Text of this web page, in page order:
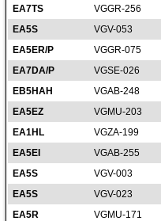
EA7TS
VGGR-256
EA5S
VGV-053
EA5ER/P
VGGR-075
EA7DA/P
VGSE-026
EB5HAH
VGAB-248
EA5EZ
VGMU-203
EA1HL
VGZA-199
EA5EI
VGAB-255
EA5S
VGV-003
EA5S
VGV-023
EA5R
VGMU-171